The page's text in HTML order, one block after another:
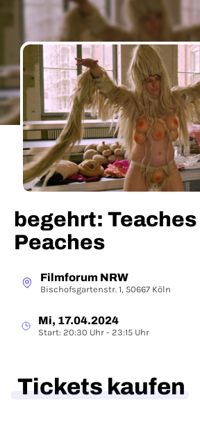
begehrt:
Peaches
Filmforum NRW
Bischofsgartenstr. 1, 50667 Köln
Mi, 17.04.2024
Start: 20:30 Uhr - 23:15 Uhr
Tickets kaufen